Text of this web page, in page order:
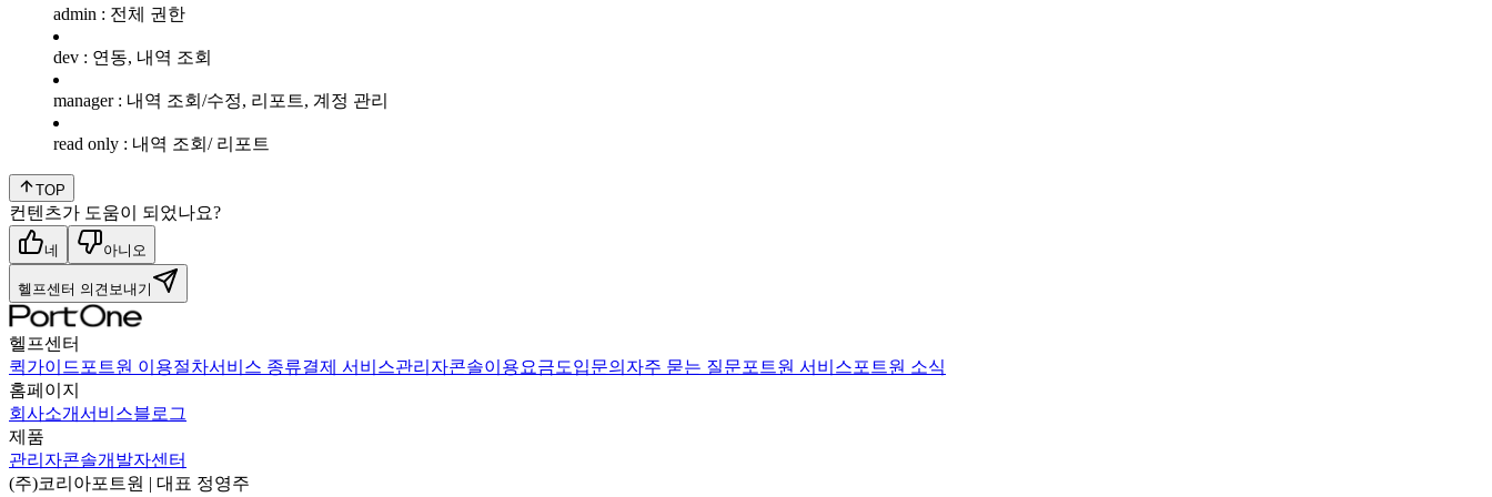
admin : 전체 권한
dev : 연동, 내역 조회
manager : 내역 조회/수정, 리포트, 계정 관리
read only : 내역 조회/ 리포트
TOP
컨텐츠가 도움이 되었나요?
네 아니오
헬프센터 의견보내기
헬프센터
퀵가이드포트원 이용절차서비스 종류결제 서비스관리자콘솔이용요금도입문의 자주 묻는 질문포트원 서비스포트원 소식
홈페이지
회사소개서비스블로그
제품
관리자콘솔개발자센터
(주)코리아포트원 | 대표 정영주